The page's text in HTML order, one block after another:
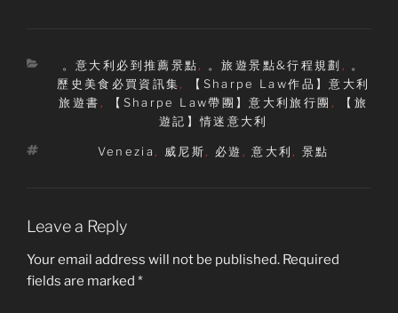
Categories
。意大利必到推薦景點, 。旅遊景點&行程規劃 , 。
歷史美食必買資訊集,
【Sharpe Law作品】意大利
旅遊書 , 【Sharpe Law帶團】意大利旅行團 ,
【旅
遊記】情迷意大利
Tags
Venezia , 威尼斯, 必遊 ,意大利 ,景點
Leave a Reply
Your email address will not be published. Required
fields are marked *